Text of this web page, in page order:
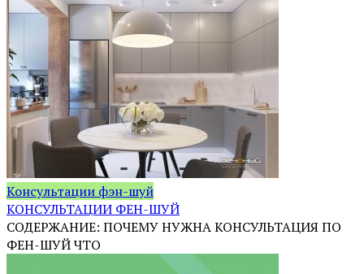
Консультации фэн-шуй
КОНСУЛЬТАЦИИ ФЕН-ШУЙ
СОДЕРЖАНИЕ: ПОЧЕМУ НУЖНА КОНСУЛЬТАЦИЯ ПО
ФЕН-ШУЙ ЧТО